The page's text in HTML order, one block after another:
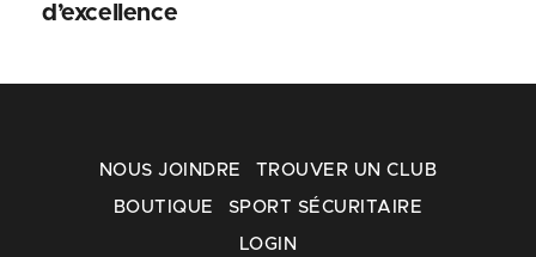
d’excellence
NOUS JOINDRE TROUVER UN CLUB
BOUTIQUE SPORT SÉCURITAIRE
LOGIN